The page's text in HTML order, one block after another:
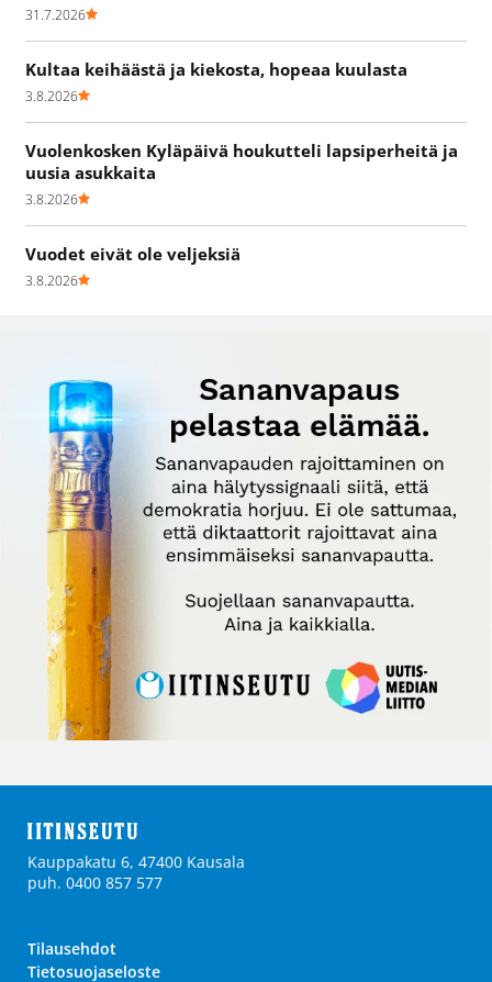
31.7.2026
Kultaa keihäästä ja kiekosta, hopeaa kuulasta
3.8.2026
Vuolenkosken Kyläpäivä houkutteli lapsiperheitä ja
uusia asukkaita
3.8.2026
Vuodet eivät ole veljeksiä
3.8.2026
Kauppakatu 6, 47400 Kausala
puh. 0400 857 577
Tilausehdot
Tietosuojaseloste